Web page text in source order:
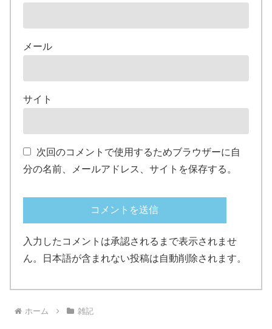
メール
サイト
次回のコメントで使用するためブラウザーに自
分の名前、メールアドレス、サイトを保存する。
入力したコメントは承認されるまで表示されませ
ん。日本語が含まれない投稿は自動削除されます。
ホーム 雑記